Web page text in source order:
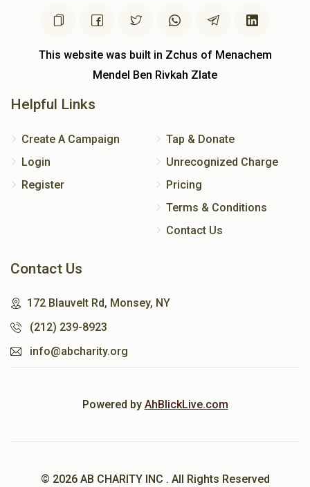
This website was built in Zchus of Menachem
Mendel Ben Rivkah Zlate
Helpful Links
Create A Campaign
Login
Register
Tap & Donate
Unrecognized Charge
Pricing
Terms & Conditions
Contact Us
Contact Us
172 Blauvelt Rd, Monsey, NY
(212) 239-8923
info@abcharity.org
Powered by AhBlickLive.com
© 2026 AB CHARITY INC . All Rights Reserved